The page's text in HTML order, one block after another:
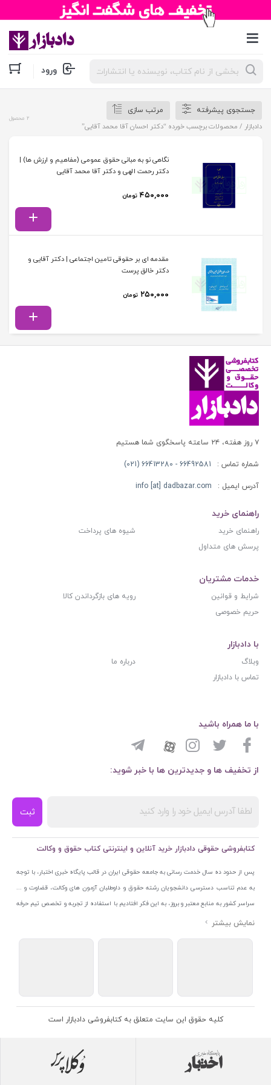
جستجوی
محصولات ورود
جستجوی پیشرفته
مرتب سازی
دادبازار / محصولات برچسب خورده “دکتر احسان آقا محمد آقایی”
2 محصول
نگاهی نو به مبانی حقوق عمومی (مفاهیم و ارزش ها) |
دکتر رحمت الهی و دکتر آقا محمد آقایی
۴۵۰,۰۰۰ تومان
مقدمه ای بر حقوقی تامین اجتماعی | دکتر آقایی و
دکتر خالق پرست
۲۵۰,۰۰۰ تومان
۷ روز هفته، ۲۴ ساعته پاسخگوی شما هستیم
شماره تماس : 66492581 - 66413280 (021)
آدرس ایمیل : info [at] dadbazar.com
راهنمای خرید
راهنمای خرید
شیوه های پرداخت
پرسش های متداول
خدمات مشتریان
شرایط و قوانین
رویه های بازگرداندن کالا
حریم خصوصی
با دادبازار
وبلاگ
درباره ما
تماس با دادبازار
از تخفیف ها و جدیدترین ها با خبر شوید:
ثبت
با ما همراه باشید
کتابفروشی حقوقی دادبازار خرید آنلاین و اینترنتی کتاب حقوق و وکالت
پس از حدود ده سال خدمت رسانی به جامعه حقوقی ایران در قالب پایگاه خبری اختبار، با توجه
به عدم تناسب دسترسی دانشجویان رشته حقوق و داوطلبان آزمون های وکالت، قضاوت و ...
سراسر کشور به منابع معتبر و بروز، به این فکر افتادیم با استفاده از تجربه و تخصص تیم حرفه
ای اختبار خدمتی جدید به جامعه حقوقی ایران ارائه کنیم. به این منظور با راه اندازی و تجهیز
اتحادیه ناشران و کتابفروشان تهران به منظور ارائه مطمئن ترین خدمات مجموعه بسیار کامل و
معتبری از کتاب های حقوقی را به علاقمندان عرضه کرده ایم. علاوه بر این با بهره گیری از فناوری
اندازی کردیم تا علاقمندان بتوانند با اطمینان کافی و به اتکای اعتبار این مجموعه قدیمی کتاب و
کلیه حقوق این سایت متعلق به کتابفروشی دادبازار است